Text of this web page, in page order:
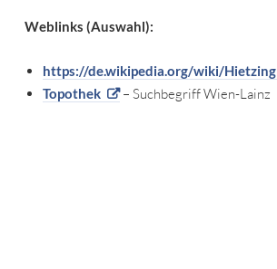
Weblinks (Auswahl):
https://de.wikipedia.org/wiki/Hietzing
Topothek
– Suchbegriff Wien-Lainz